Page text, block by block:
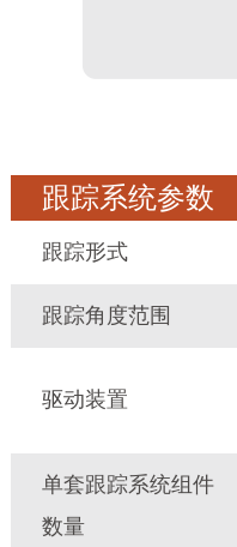
跟踪系统参数
跟踪形式
跟踪角度范围
驱动装置
单套跟踪系统组件
数量